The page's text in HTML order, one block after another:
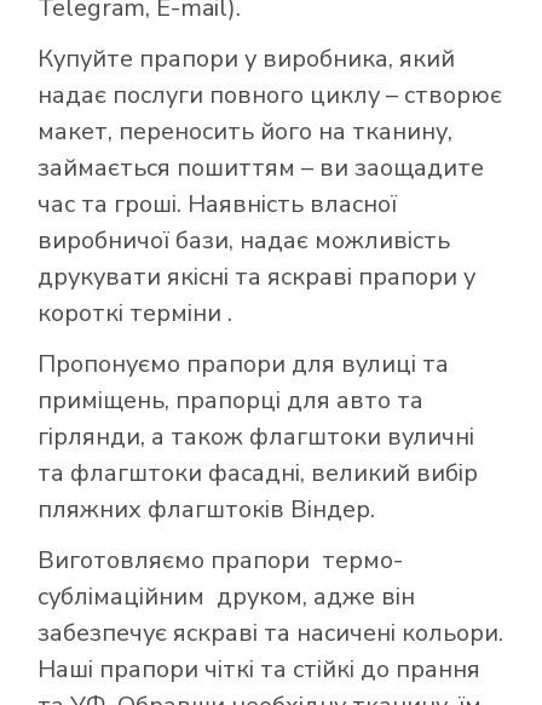
Telegram, E-mail).
Купуйте прапори у виробника, який
надає послуги повного циклу – створює
макет, переносить його на тканину,
займається пошиттям – ви заощадите
час та гроші. Наявність власної
виробничої бази, надає можливість
друкувати якісні та яскраві прапори у
короткі терміни .
Пропонуємо прапори для вулиці та
приміщень, прапорці для авто та
гірлянди, а також флагштоки вуличні
та флагштоки фасадні, великий вибір
пляжних флагштоків Віндер.
Виготовляємо прапори термо-
сублімаційним друком, адже він
забезпечує яскраві та насичені кольори.
Наші прапори чіткі та стійкі до прання